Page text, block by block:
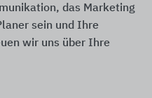
das Marketing
sein und Ihre
wir uns über Ihre